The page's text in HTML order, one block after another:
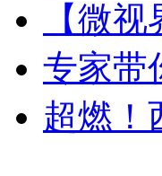
【微
专家带
超燃！